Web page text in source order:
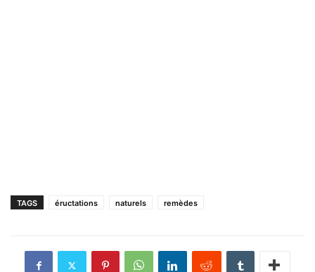
TAGS éructations naturels remèdes